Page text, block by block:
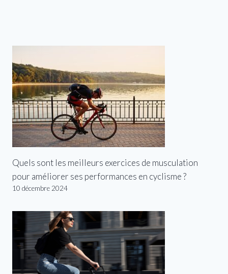
Quels sont les meilleurs exercices de musculation
pour améliorer ses performances en cyclisme ?
10 décembre 2024